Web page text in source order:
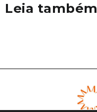
Leia também